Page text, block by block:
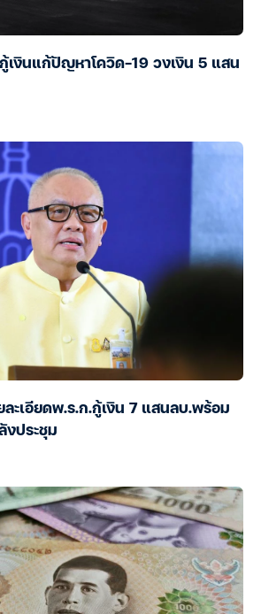
เงินแก้ปัญหาโควิด-19 วงเงิน 5 แสน
ละเอียดพ.ร.ก.กู้เงิน 7 แสนลบ.พร้อม
งประชุม